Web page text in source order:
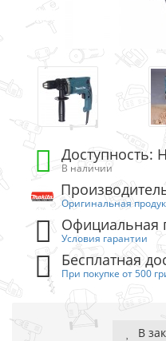
Доступность:
В наличии
Оригинальная
Официальная
Условия гарантии
Бесплатная
При покупке от 500
В